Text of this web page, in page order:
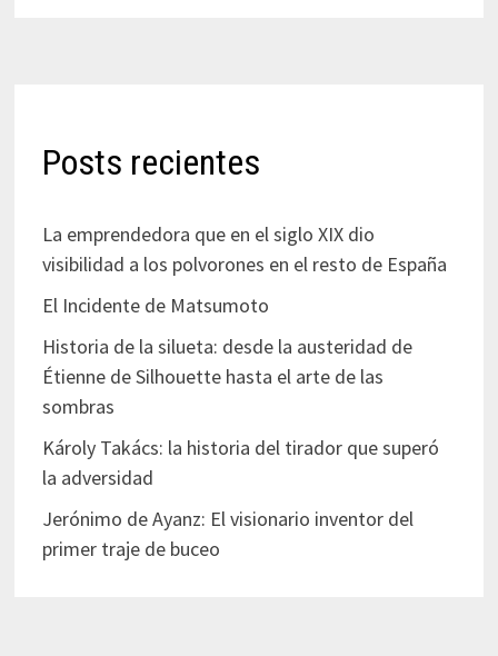
Posts recientes
La emprendedora que en el siglo XIX dio
visibilidad a los polvorones en el resto de España
El Incidente de Matsumoto
Historia de la silueta: desde la austeridad de
Étienne de Silhouette hasta el arte de las
sombras
Károly Takács: la historia del tirador que superó
la adversidad
Jerónimo de Ayanz: El visionario inventor del
primer traje de buceo